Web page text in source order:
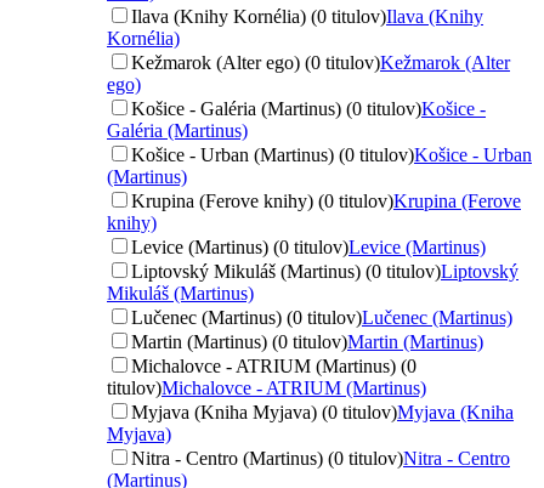
Ilava (Knihy Kornélia) (0 titulov)Ilava (Knihy
Kornélia)
Kežmarok (Alter ego) (0 titulov)Kežmarok (Alter
ego)
Košice - Galéria (Martinus) (0 titulov)Košice -
Galéria (Martinus)
Košice - Urban (Martinus) (0 titulov)Košice - Urban
(Martinus)
Krupina (Ferove knihy) (0 titulov)Krupina (Ferove
knihy)
Levice (Martinus) (0 titulov)Levice (Martinus)
Liptovský Mikuláš (Martinus) (0 titulov)Liptovský
Mikuláš (Martinus)
Lučenec (Martinus) (0 titulov)Lučenec (Martinus)
Martin (Martinus) (0 titulov)Martin (Martinus)
Michalovce - ATRIUM (Martinus) (0
titulov)Michalovce - ATRIUM (Martinus)
Myjava (Kniha Myjava) (0 titulov)Myjava (Kniha
Myjava)
Nitra - Centro (Martinus) (0 titulov)Nitra - Centro
(Martinus)